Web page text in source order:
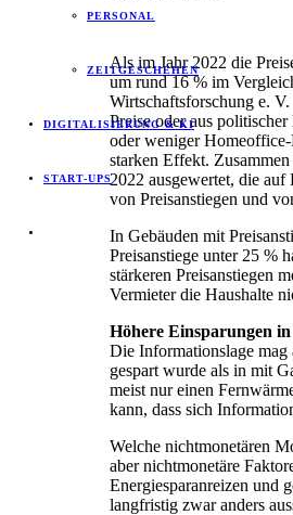
PERSONAL
ZEITGESCHEHEN
DIGITALISIERUNG & KI
START-UPS
Als im Jahr 2022 die
um rund 16 % im
Wirtschaftsforschung e.
Preise oder aus
oder weniger
starken Effekt.
2022 ausgewertet, die auf
von Preisanstiegen und
In Gebäuden mit
Preisanstiege unter 25 %
stärkeren Preisanstiegen
Vermieter die Haushalte
Höhere Einsparungen
Die Informationslage
gespart wurde als in mit
meist nur einen
kann, dass sich
Welche nichtmonetären
aber nichtmonetäre
Energiesparanreizen und
langfristig zwar anders